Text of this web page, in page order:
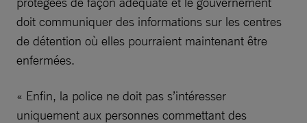
doit communiquer des informations sur les centres
de détention où elles pourraient maintenant être
enfermées.
« Enfin, la police ne doit pas s’intéresser
uniquement aux personnes commettant des